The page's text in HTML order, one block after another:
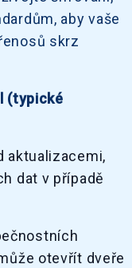
aby vaše
skrz
(typické
aktualizacemi,
dat v případě
otevřít dveře